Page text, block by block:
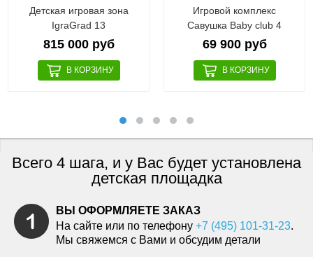
Детская игровая зона
IgraGrad 13
815 000 руб
Игровой комплекс
Савушка Baby club 4
69 900 руб
Всего 4 шага, и у Вас будет установлена
детская площадка
ВЫ ОФОРМЛЯЕТЕ ЗАКАЗ
На сайте или по телефону +7 (495) 101-31-23.
Мы свяжемся с Вами и обсудим детали